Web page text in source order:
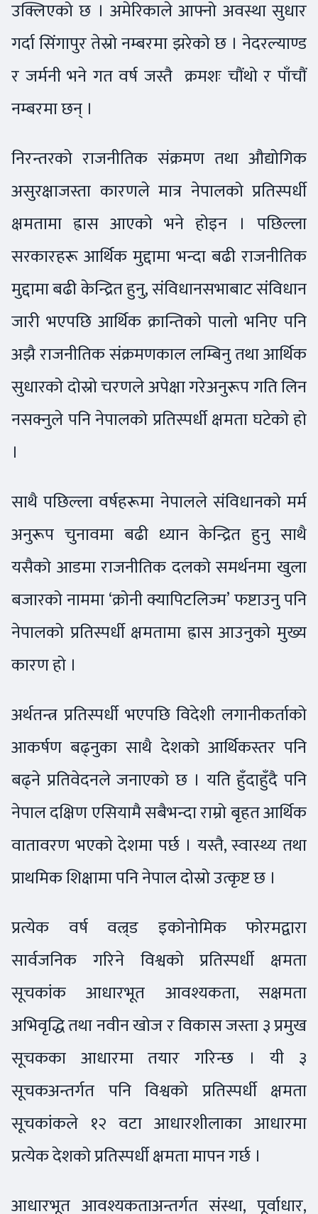
उक्लिएको छ । अमेरिकाले आफ्नो अवस्था सुधार
गर्दा सिंगापुर तेस्रो नम्बरमा झरेको छ । नेदरल्याण्ड
र जर्मनी भने गत वर्ष जस्तै क्रमशः चौंथो र पाँचौं
नम्बरमा छन् ।
निरन्तरको राजनीतिक संक्रमण तथा औद्योगिक
असुरक्षाजस्ता कारणले मात्र नेपालको प्रतिस्पर्धी
क्षमतामा ह्रास आएको भने होइन । पछिल्ला
सरकारहरू आर्थिक मुद्दामा भन्दा बढी राजनीतिक
मुद्दामा बढी केन्द्रित हुनु, संविधानसभाबाट संविधान
जारी भएपछि आर्थिक क्रान्तिको पालो भनिए पनि
अझै राजनीतिक संक्रमणकाल लम्बिनु तथा आर्थिक
सुधारको दोस्रो चरणले अपेक्षा गरेअनुरूप गति लिन
नसक्नुले पनि नेपालको प्रतिस्पर्धी क्षमता घटेको हो
।
साथै पछिल्ला वर्षहरूमा नेपालले संविधानको मर्म
अनुरूप चुनावमा बढी ध्यान केन्द्रित हुनु साथै
यसैको आडमा राजनीतिक दलको समर्थनमा खुला
बजारको नाममा ‘क्रोनी क्यापिटलिज्म’ फष्टाउनु पनि
नेपालको प्रतिस्पर्धी क्षमतामा ह्रास आउनुको मुख्य
कारण हो ।
अर्थतन्त्र प्रतिस्पर्धी भएपछि विदेशी लगानीकर्ताको
आकर्षण बढ्नुका साथै देशको आर्थिकस्तर पनि
बढ्ने प्रतिवेदनले जनाएको छ । यति हुँदाहुँदै पनि
नेपाल दक्षिण एसियामै सबैभन्दा राम्रो बृहत आर्थिक
वातावरण भएको देशमा पर्छ । यस्तै, स्वास्थ्य तथा
प्राथमिक शिक्षामा पनि नेपाल दोस्रो उत्कृष्ट छ ।
प्रत्येक वर्ष वल्र्ड इकोनोमिक फोरमद्वारा
सार्वजनिक गरिने विश्वको प्रतिस्पर्धी क्षमता
सूचकांक आधारभूत आवश्यकता, सक्षमता
अभिवृद्धि तथा नवीन खोज र विकास जस्ता ३ प्रमुख
सूचकका आधारमा तयार गरिन्छ । यी ३
सूचकअन्तर्गत पनि विश्वको प्रतिस्पर्धी क्षमता
सूचकांकले १२ वटा आधारशीलाका आधारमा
प्रत्येक देशको प्रतिस्पर्धी क्षमता मापन गर्छ ।
आधारभूत आवश्यकताअन्तर्गत संस्था, पूर्वाधार,